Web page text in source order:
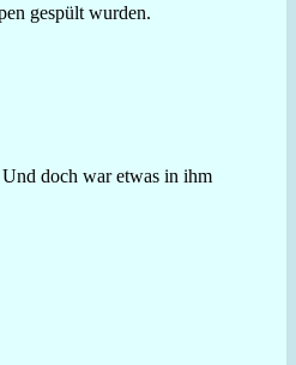
gespült wurden.
doch war etwas in ihm